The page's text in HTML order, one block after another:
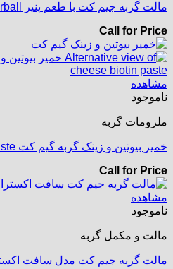
مالت گربه جیم کت با طعم پنیر gimcat duo paste anti hairball
Call for Price
مشاهده
ناموجود
ملزومات گربه
خمیر بیوتین و زینک گربه گیم کت gimcat cheese biotin paste
Call for Price
مشاهده
ناموجود
مالت و مکمل گربه
مالت گربه جیم کت مدل سافت